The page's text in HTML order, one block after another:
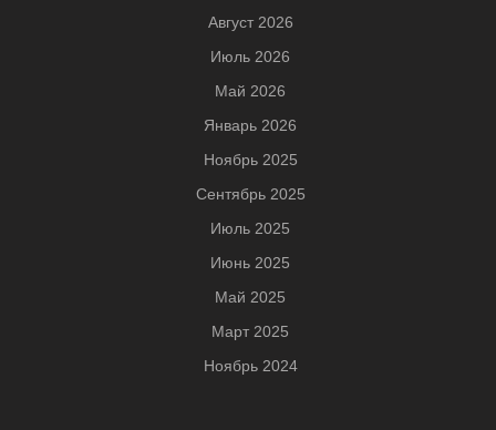
Август 2026
Июль 2026
Май 2026
Январь 2026
Ноябрь 2025
Сентябрь 2025
Июль 2025
Июнь 2025
Май 2025
Март 2025
Ноябрь 2024